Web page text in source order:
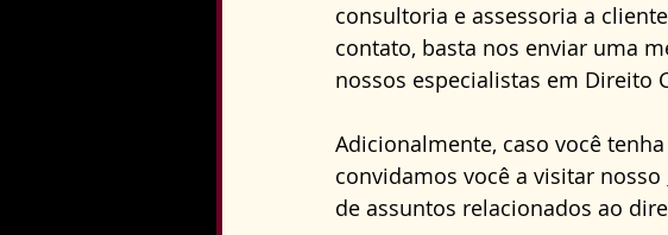
consultoria e assessoria a
contato, basta nos enviar uma
nossos especialistas em Direito
Adicionalmente, caso você
convidamos você a visitar nosso
de assuntos relacionados ao